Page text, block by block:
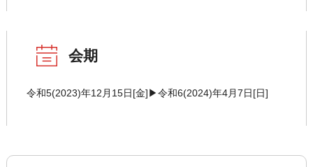
会期
令和5(2023)年12月15日[金]▶令和6(2024)年4月7日[日]